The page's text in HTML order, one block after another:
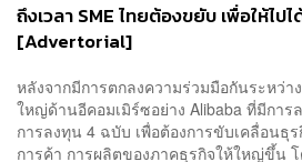
ถึงเวลา SME ไทยต้องขยับ เพื่อให้ไป
[Advertorial]
หลังจากมีการตกลงความร่วมมือกันระหว่า
ใหญ่ด้านอีคอมเมิร์ซอย่าง Alibaba ที่มีกา
การลงทุน 4 ฉบับ เพื่อต้องการขับเคลื่อนธุ
การค้า การผลิตของภาคธุรกิจให้ใหญ่ขึ้น